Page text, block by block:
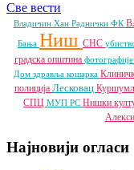
Све вести
Владичин Хан Раднички ФК
Бања Ниш СНС
градска општина фотографије
Дом здравља кошарка
полиција Лесковац
СПЦ МУП РС Нишки
Најновији огласи